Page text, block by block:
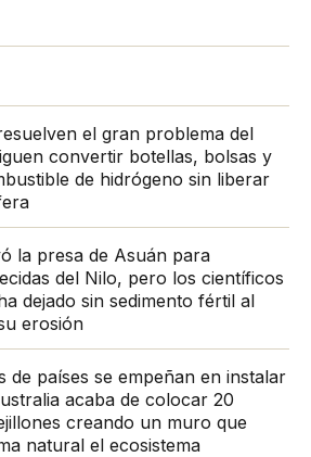
el gran problema del
convertir botellas, bolsas y
de hidrógeno sin liberar
la presa de Asuán para
del Nilo, pero los científicos
dejado sin sedimento fértil al
erosión
de países se empeñan en instalar
acaba de colocar 20
creando un muro que
natural el ecosistema